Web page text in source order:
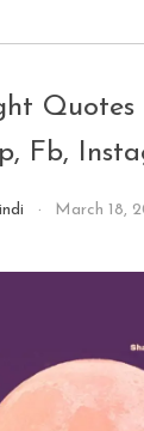
Fb,
March 18,